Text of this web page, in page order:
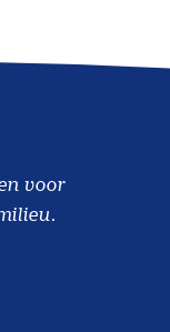
voor